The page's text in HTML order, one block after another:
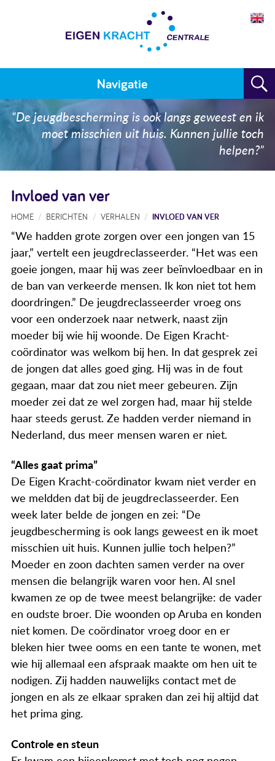
Navigatie
Home
Plan maken
Training
Voor wie
Meedoen
Actueel
Contact
“De jeugdbescherming is ook langs geweest en ik
moet misschien uit huis. Kunnen jullie toch
helpen?”
Invloed van ver
HOME BERICHTEN VERHALEN INVLOED VAN VER
“We hadden grote zorgen over een jongen van 15
jaar,” vertelt een jeugdreclasseerder. “Het was een
goeie jongen, maar hij was zeer beïnvloedbaar en in
de ban van verkeerde mensen. Ik kon niet tot hem
doordringen.” De jeugdreclasseerder vroeg ons
voor een onderzoek naar netwerk, naast zijn
moeder bij wie hij woonde. De Eigen Kracht-
coördinator was welkom bij hen. In dat gesprek zei
de jongen dat alles goed ging. Hij was in de fout
gegaan, maar dat zou niet meer gebeuren. Zijn
moeder zei dat ze wel zorgen had, maar hij stelde
haar steeds gerust. Ze hadden verder niemand in
Nederland, dus meer mensen waren er niet.
“Alles gaat prima”
De Eigen Kracht-coördinator kwam niet verder en
we meldden dat bij de jeugdreclasseerder. Een
week later belde de jongen en zei: “De
jeugdbescherming is ook langs geweest en ik moet
misschien uit huis. Kunnen jullie toch helpen?”
Moeder en zoon dachten samen verder na over
mensen die belangrijk waren voor hen. Al snel
kwamen ze op de twee meest belangrijke: de vader
en oudste broer. Die woonden op Aruba en konden
niet komen. De coördinator vroeg door en er
bleken hier twee ooms en een tante te wonen, met
wie hij allemaal een afspraak maakte om hen uit te
nodigen. Zij hadden nauwelijks contact met de
jongen en als ze elkaar spraken dan zei hij altijd dat
het prima ging.
Controle en steun